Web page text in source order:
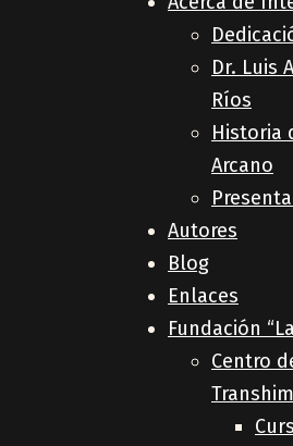
Dr. Luis
Ríos
Historia
Arcano
Autores
Blog
Enlaces
Fundación
Centro